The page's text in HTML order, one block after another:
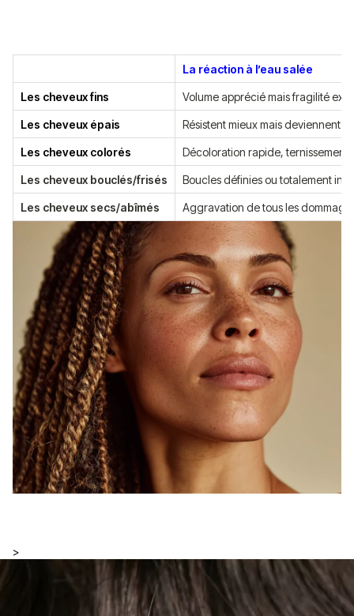
La réaction à l’eau salée
Les cheveux fins Volume apprécié mais fragilité
Les cheveux épais Résistent mieux mais deviennent
Les cheveux colorés Décoloration rapide, ternissement
Les cheveux bouclés/frisés Boucles définies ou totalement
Les cheveux secs/abîmés Aggravation de tous les
>